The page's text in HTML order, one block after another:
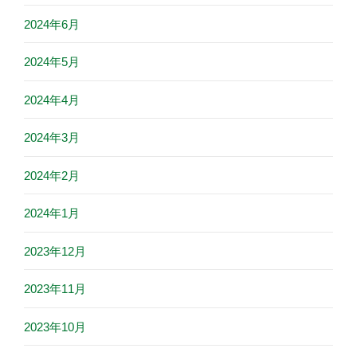
2024年6月
2024年5月
2024年4月
2024年3月
2024年2月
2024年1月
2023年12月
2023年11月
2023年10月